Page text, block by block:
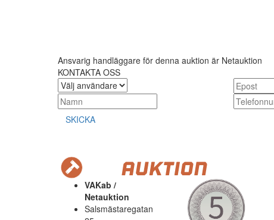
Ansvarig handläggare för denna auktion är Netauktion
KONTAKTA OSS
SKICKA
VAKab /
Netauktion
Salsmästaregatan